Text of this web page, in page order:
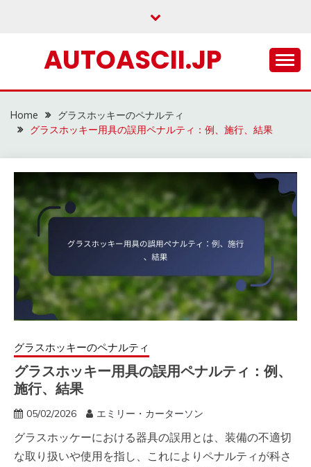
AUTOASCII.JP
Home
グラスホッキーのペナルティ
グラスホッキー用具の誤用ペナルティ：例、施行、結果
グラスホッキーのペナルティ
グラスホッキー用具の誤用ペナルティ：例、
施行、結果
05/02/2026 エミリー・カーターソン
グラスホッケーにおける器具の誤用とは、装備の不適切
な取り扱いや使用を指し、これによりペナルティが科さ